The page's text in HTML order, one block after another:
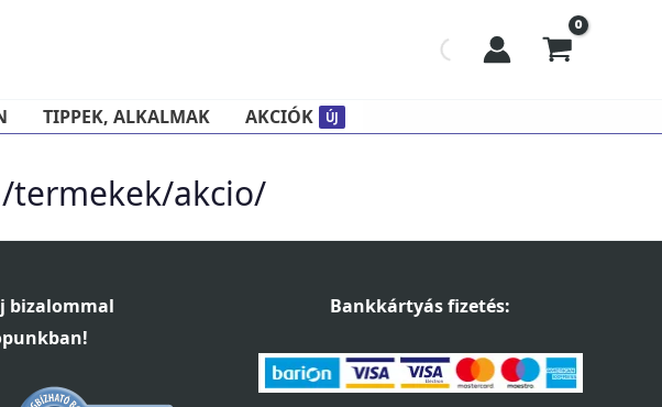
TIPPEK, ALKALMAK AKCIÓK ÚJ
akcio/
bizalommal
Bankkártyás fizetés: